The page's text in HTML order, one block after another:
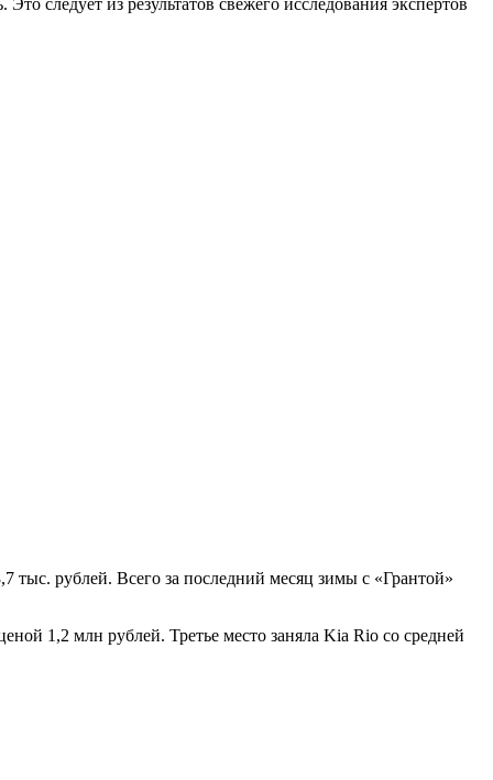
тыс. рублей. Всего за последний месяц зимы с «Грантой»
1,2 млн рублей. Третье место заняла Kia Rio со средней